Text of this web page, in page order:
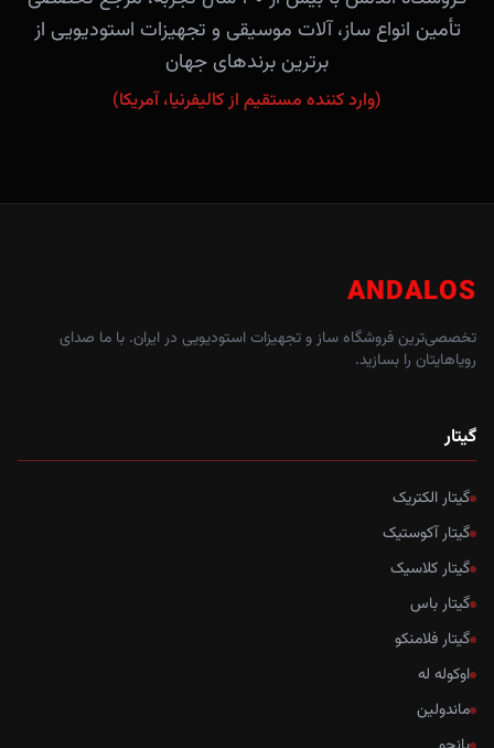
تأمین انواع ساز، آلات موسیقی و تجهیزات استودیویی از
برترین برندهای جهان
(وارد کننده مستقیم از کالیفرنیا، آمریکا)
ANDALOS
تخصصی‌ترین فروشگاه ساز و تجهیزات استودیویی در ایران. با ما صدای
رویاهایتان را بسازید.
گیتار
گیتار الکتریک
گیتار آکوستیک
گیتار کلاسیک
گیتار باس
گیتار فلامنکو
اوکوله له
ماندولین